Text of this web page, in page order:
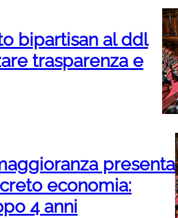
bipartisan al ddl
trasparenza e
presenta
economia:
4 anni